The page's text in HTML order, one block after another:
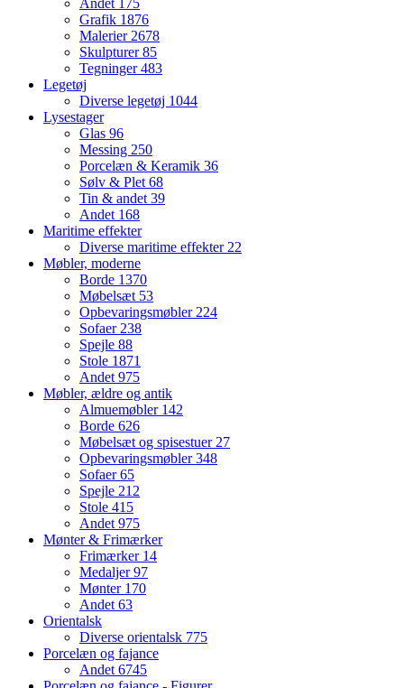
Andet 175
Grafik 1876
Malerier2678
Skulpturer85
Tegninger483
Legetøj
Diverse legetøj 1044
Lysestager
Glas 96
Messing 250
Porcelæn & Keramik 36
Sølv & Plet68
Tin & andet39
Andet 168
Maritime effekter
Diverse maritime effekter22
Møbler, moderne
Borde 1370
Møbelsæt 53
Opbevaringsmøbler224
Sofaer238
Spejle 88
Stole 1871
Andet975
Møbler, ældre og antik
Almuemøbler 142
Borde 626
Møbelsæt og spisestuer27
Opbevaringsmøbler348
Sofaer65
Spejle 212
Stole 415
Andet975
Mønter & Frimærker
Frimærker 14
Medaljer97
Mønter 170
Andet63
Orientalsk
Diverse orientalsk 775
Porcelæn og fajance
Andet6745